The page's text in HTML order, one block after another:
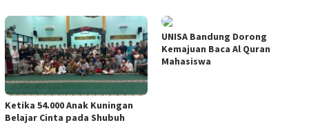
Ketika 54.000 Anak Kuningan
Belajar Cinta pada Shubuh
UNISA Bandung Dorong
Kemajuan Baca Al Quran
Mahasiswa